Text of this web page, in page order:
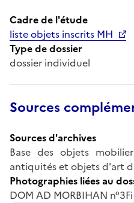
Cadre de l'étude
liste objets inscrits MH
Type de dossier
dossier individuel
Sources
Sources d'archives
Base des objets
antiquités et objets d'art
Photographies liées au
DOM AD MORBIHAN n°3Fi